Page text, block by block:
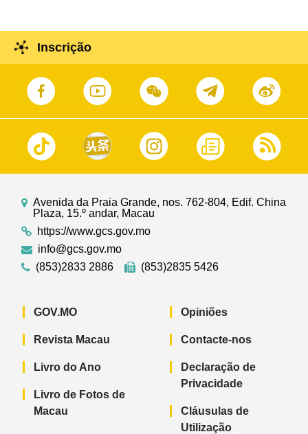
Inscrição
Avenida da Praia Grande, nos. 762-804, Edif. China
Plaza, 15.º andar, Macau
https://www.gcs.gov.mo
info@gcs.gov.mo
(853)2833 2886
(853)2835 5426
GOV.MO
Revista Macau
Livro do Ano
Livro de Fotos de
Macau
Opiniões
Contacte-nos
Declaração de
Privacidade
Cláusulas de
Utilização